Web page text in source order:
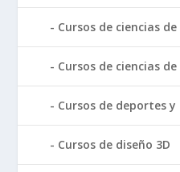
Cursos de ciencias
Cursos de ciencias
Cursos de deportes
Cursos de diseño 3D